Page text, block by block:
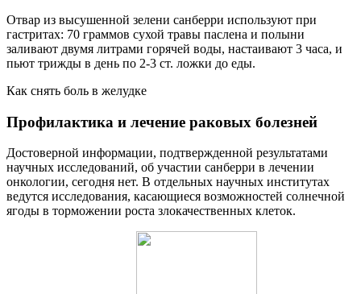
Отвар из высушенной зелени санберри используют при
гастритах: 70 граммов сухой травы паслена и полыни
заливают двумя литрами горячей воды, настаивают 3 часа, и
пьют трижды в день по 2-3 ст. ложки до еды.
Как снять боль в желудке
Профилактика и лечение раковых болезней
Достоверной информации, подтвержденной результатами
научных исследований, об участии санберри в лечении
онкологии, сегодня нет. В отдельных научных институтах
ведутся исследования, касающиеся возможностей солнечной
ягоды в торможении роста злокачественных клеток.